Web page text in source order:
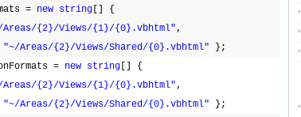
= new string
Areas/{2}/Views/{1}/{0}.vbhtml"
"~/Areas/{2}/Views/Shared/{0}.vbhtml"
};
= new string
Areas/{2}/Views/{1}/{0}.vbhtml"
"~/Areas/{2}/Views/Shared/{0}.vbhtml" };